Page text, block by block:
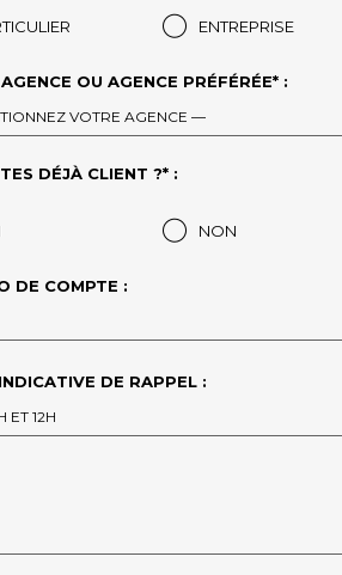
ENTREPRISE
OU AGENCE PRÉFÉRÉE* :
VOTRE AGENCE —
DÉJÀ CLIENT ?* :
NON
DE COMPTE :
DE RAPPEL :
ET 12H